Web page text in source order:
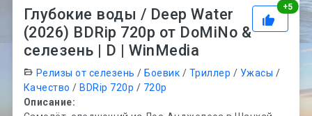
+5
Глубокие воды / Deep Water
(2026) BDRip 720p от DoMiNo &
селезень | D | WinMedia
Релизы от селезень / Боевик / Триллер / Ужасы /
Качество / BDRip 720p / 720p
Описание: